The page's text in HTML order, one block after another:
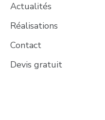
Actualités
Réalisations
Contact
Devis gratuit